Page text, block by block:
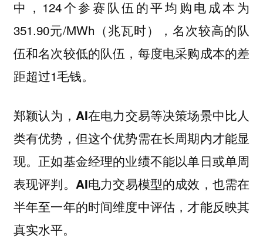
中，124个参赛队伍的平均购电成本为
351.90元/MWh（兆瓦时），名次较高的队
伍和名次较低的队伍，每度电采购成本的差
距超过1毛钱。
郑颖认为，AI在电力交易等决策场景中比人
类有优势，但这个优势需在长周期内才能显
现。正如基金经理的业绩不能以单日或单周
表现评判。AI电力交易模型的成效，也需在
半年至一年的时间维度中评估，才能反映其
真实水平。